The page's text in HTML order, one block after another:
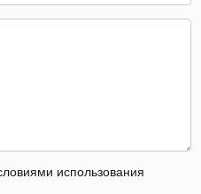
использования